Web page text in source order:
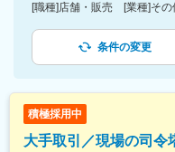
条件の変更
積極採用中
大手取引／現場の司令